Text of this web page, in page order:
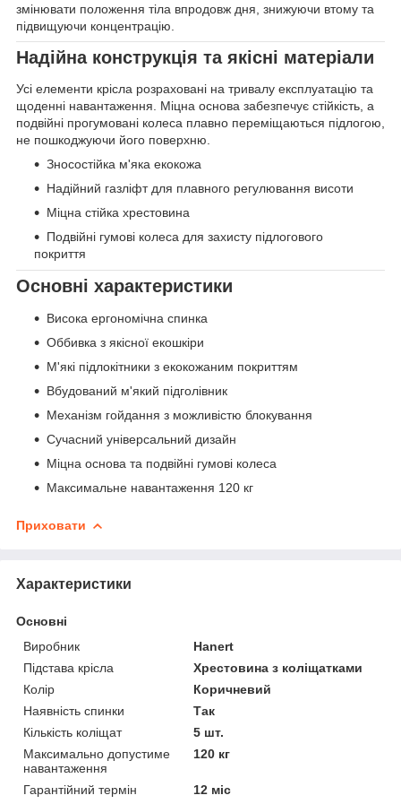
змінювати положення тіла впродовж дня, знижуючи втому та
підвищуючи концентрацію.
Надійна конструкція та якісні матеріали
Усі елементи крісла розраховані на тривалу експлуатацію та
щоденні навантаження. Міцна основа забезпечує стійкість, а
подвійні прогумовані колеса плавно переміщаються підлогою,
не пошкоджуючи його поверхню.
Зносостійка м'яка екокожа
Надійний газліфт для плавного регулювання висоти
Міцна стійка хрестовина
Подвійні гумові колеса для захисту підлогового
покриття
Основні характеристики
Висока ергономічна спинка
Оббивка з якісної екошкіри
М'які підлокітники з екокожаним покриттям
Вбудований м'який підголівник
Механізм гойдання з можливістю блокування
Сучасний універсальний дизайн
Міцна основа та подвійні гумові колеса
Максимальне навантаження 120 кг
Приховати
Характеристики
Основні
Виробник
Hanert
Підстава крісла
Хрестовина з коліщатками
Колір
Коричневий
Наявність спинки
Так
Кількість коліщат
5 шт.
Максимально допустиме
навантаження
120 кг
Гарантійний термін
12 міс